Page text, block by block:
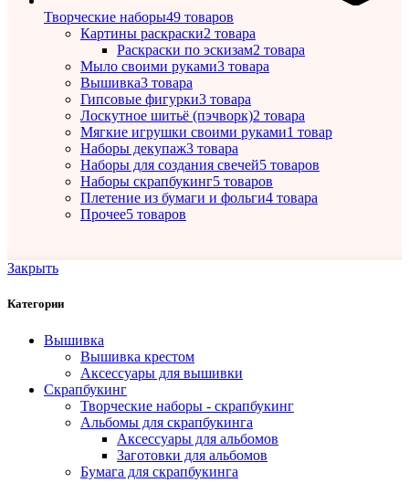
Творческие наборы49 товаров
Картины раскраски2 товара
Раскраски по эскизам2 товара
Мыло своими руками3 товара
Вышивка3 товара
Гипсовые фигурки3 товара
Лоскутное шитьё (пэчворк)2 товара
Мягкие игрушки своими руками1 товар
Наборы декупаж3 товара
Наборы для создания свечей5 товаров
Наборы скрапбукинг5 товаров
Плетение из бумаги и фольги4 товара
Прочее5 товаров
Закрыть
Категории
Вышивка
Вышивка крестом
Аксессуары для вышивки
Скрапбукинг
Творческие наборы - скрапбукинг
Альбомы для скрапбукинга
Аксессуары для альбомов
Заготовки для альбомов
Бумага для скрапбукинга